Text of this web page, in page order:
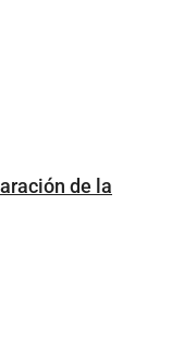
de la